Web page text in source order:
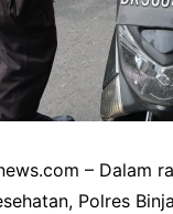
– Dalam
Polres